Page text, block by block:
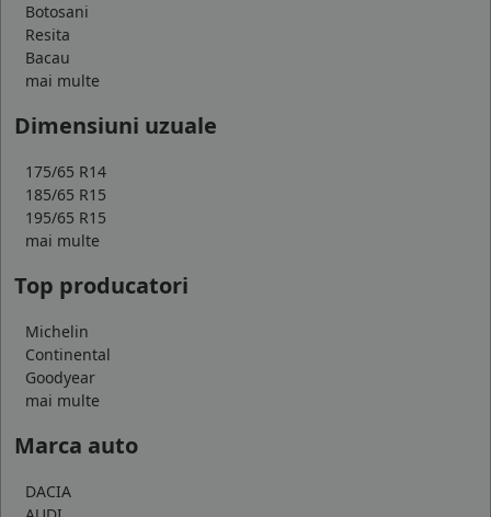
Botosani
Resita
Bacau
mai multe
Dimensiuni uzuale
175/65 R14
185/65 R15
195/65 R15
mai multe
Top producatori
Michelin
Continental
Goodyear
mai multe
Marca auto
DACIA